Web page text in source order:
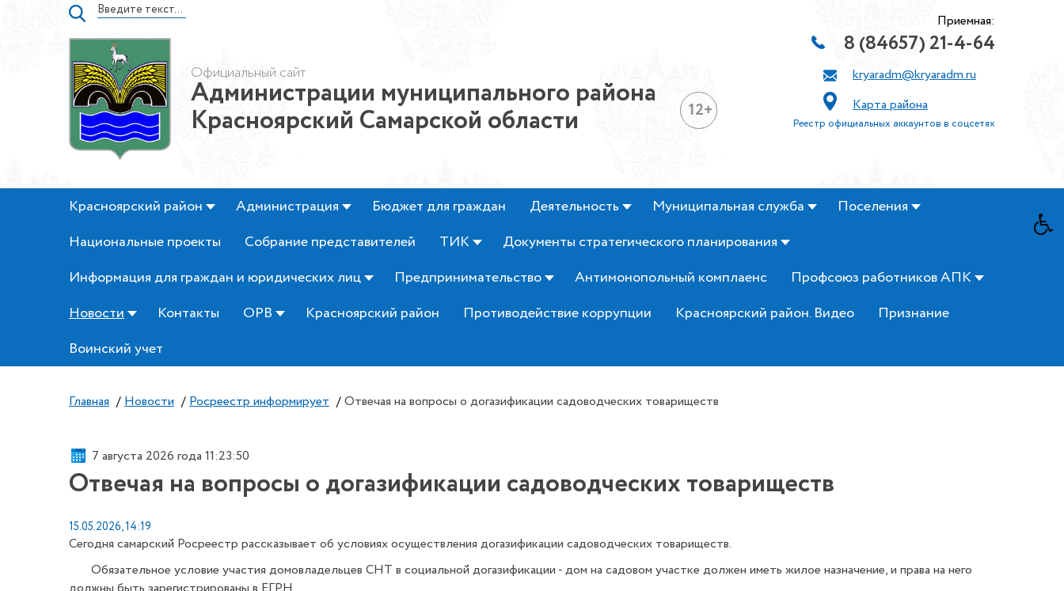
Официальный сайт
Администрации муниципального района
Красноярский Самарской области 12+
Приемная:
8 (84657) 21-4-64
kryaradm@kryaradm.ru
Карта района
Реестр официальных аккаунтов в соцсетях
Красноярский район Администрация Бюджет для граждан Деятельность Муниципальная служба
Поселения
Национальные проекты
Собрание представителей ТИК
Документы стратегического планирования
Информация для граждан и юридических лиц
Предпринимательство Антимонопольный комплаенс
Профсоюз работников АПК
Новости
Контакты ОРВ Красноярский район Противодействие коррупции Красноярский район. Видео
Признание
Воинский учет
Главная / Новости / Росреестр информирует / Отвечая на вопросы о догазификации садоводческих товариществ
7 августа 2026 года 11:23:51
Отвечая на вопросы о догазификации садоводческих товариществ
15.05.2026, 14:19
Сегодня самарский Росреестр рассказывает об условиях осуществления догазификации садоводческих товариществ.
Обязательное условие участия домовладельцев СНТ в социальной догазификации - дом на садовом участке должен иметь жилое назначение, и права на него